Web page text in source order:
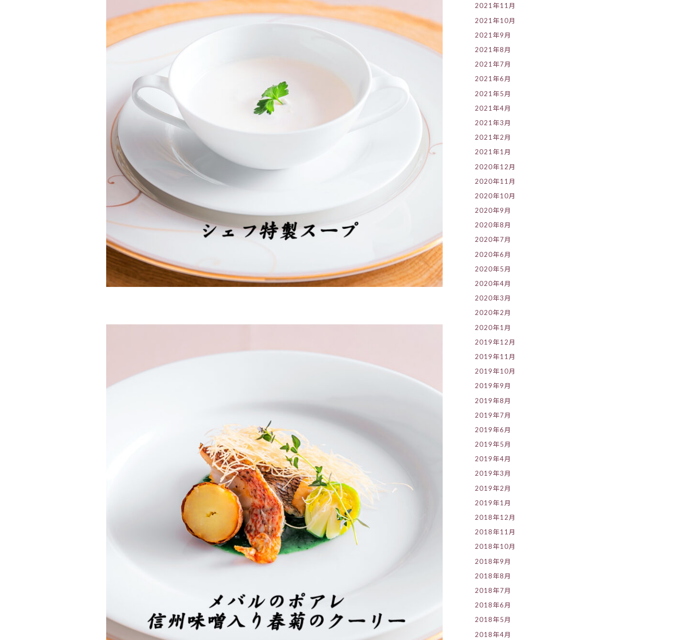
2021年11月
2021年10月
2021年9月
2021年8月
2021年7月
2021年6月
2021年5月
2021年4月
2021年3月
2021年2月
2021年1月
2020年12月
2020年11月
2020年10月
2020年9月
2020年8月
2020年7月
2020年6月
2020年5月
2020年4月
2020年3月
2020年2月
2020年1月
2019年12月
2019年11月
2019年10月
2019年9月
2019年8月
2019年7月
2019年6月
2019年5月
2019年4月
2019年3月
2019年2月
2019年1月
2018年12月
2018年11月
2018年10月
2018年9月
2018年8月
2018年7月
2018年6月
2018年5月
2018年4月